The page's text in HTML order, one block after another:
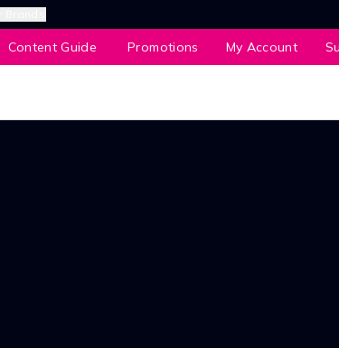
Content Guide Promotions My Account